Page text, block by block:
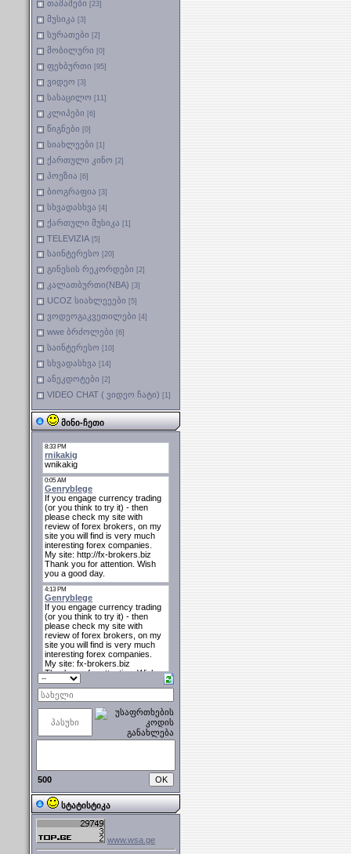
თამაშები [23]
მუსიკა [3]
სურათები [2]
მობილური [0]
ფეხბურთი [95]
ვიდეო [3]
სასაცილო [11]
კლიპები [6]
წიგნები [0]
სიახლეები [1]
ქართული კინო [2]
პოეზია [6]
ბიოგრაფია [3]
სხვადასხვა [4]
ქართული მუსიკა [1]
TELEVIZIA [5]
საინტერესო [20]
გინესის რეკორდები [2]
კალათბურთი(NBA) [3]
UCOZ სიახლეეები [5]
ვოდეოგაკვეთილები [4]
wwe ბრძოლები [6]
საინტერესო [10]
სხვადასხვა [14]
ანეკდოტები [2]
VIDEO CHAT ( ვიდეო ჩატი) [1]
მინი-ჩეთი
500
სტატისტიკა
www.wsa.ge